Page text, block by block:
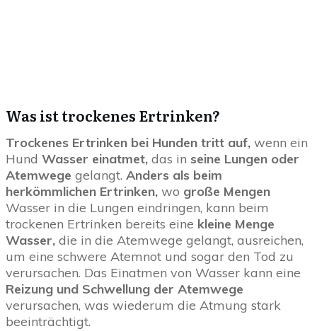
Was ist trockenes Ertrinken?
Trockenes Ertrinken bei Hunden tritt auf, wenn ein
Hund Wasser einatmet, das in seine Lungen oder
Atemwege gelangt. Anders als beim
herkömmlichen Ertrinken, wo große Mengen
Wasser in die Lungen eindringen, kann beim
trockenen Ertrinken bereits eine kleine Menge
Wasser, die in die Atemwege gelangt, ausreichen,
um eine schwere Atemnot und sogar den Tod zu
verursachen. Das Einatmen von Wasser kann eine
Reizung und Schwellung der Atemwege
verursachen, was wiederum die Atmung stark
beeinträchtigt.